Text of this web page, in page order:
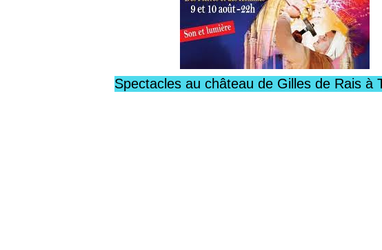
Spectacles au château de Gilles de Rais à